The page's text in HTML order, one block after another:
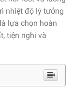
nhiệt độ lý tưởng
lựa chọn hoàn
tiện nghi và